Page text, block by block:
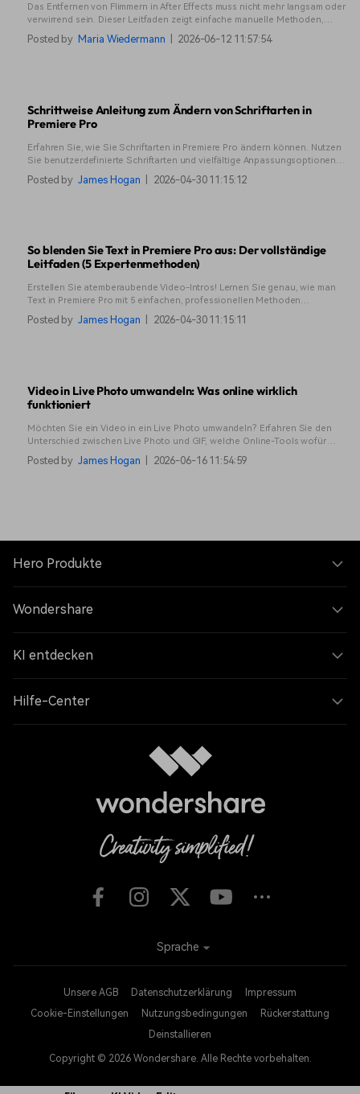
Das Entfernen von Flimmern in After Effects muss nicht mehr langsam oder
verwirrend sein. Dieser Leitfaden zeigt einfache manuelle Methoden,
Plugin-Optionen und eine KI-Lösung, die Stunden an Arbeit spart.
Posted by Maria Wiedermann 2026-06-12 11:57:54
Schrittweise Anleitung zum Ändern von Schriftarten in
Premiere Pro
Erfahren Sie, wie Sie Schriftarten in Premiere Pro ändern können. Nutzen
Sie benutzerdefinierte Schriftarten und vielfältige Anpassungsoptionen
für hochwertige Textbearbeitung. Dies ist ideal für professionelle Videos
und mehr!
Posted by James Hogan 2026-04-30 11:15:12
So blenden Sie Text in Premiere Pro aus: Der vollständige
Leitfaden (5 Expertenmethoden)
Erstellen Sie atemberaubende Video-Intros! Lernen Sie genau, wie man
Text in Premiere Pro mit 5 einfachen, professionellen Methoden
einblendet. Beherrschen Sie sanfte Einblend- und Ausblendeffekte mit
Keyframes, linearem Wipe und benutzerdefinierten Voreinstellungen.
Posted by James Hogan 2026-04-30 11:15:11
Video in Live Photo umwandeln: Was online wirklich
funktioniert
Möchten Sie ein Video in ein Live Photo umwandeln? Erfahren Sie den
Unterschied zwischen Live Photo und GIF, welche Online-Tools wofür
geeignet sind und wann Filmora die bessere Wahl ist.
Posted by James Hogan 2026-06-16 11:54:59
Hero Produkte
Wondershare
KI entdecken
Hilfe-Center
Unsere AGB Datenschutzerklärung
Impressum
Cookie-Einstellungen
Nutzungsbedingungen
Rückerstattung
Deinstallieren
Copyright © 2026 Wondershare. Alle Rechte vorbehalten.
Sprache